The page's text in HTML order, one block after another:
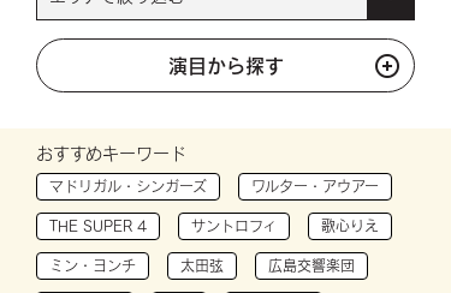
演目から探す
おすすめキーワード
マドリガル・シンガーズ ワルター・アウアー
THE SUPER 4 サントロフィ 歌心りえ
ミン・ヨンチ 太田弦 広島交響楽団